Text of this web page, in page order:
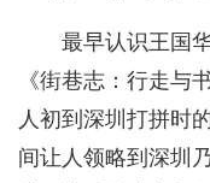
最早认识王国
《街巷志：行走与
人初到深圳打拼时
间让人领略到深圳